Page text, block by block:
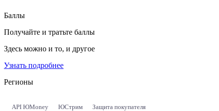
Баллы
Получайте и тратьте баллы
Здесь можно и то, и другое
Узнать подробнее
Регионы
API ЮMoney ЮСтрим Защита покупателя